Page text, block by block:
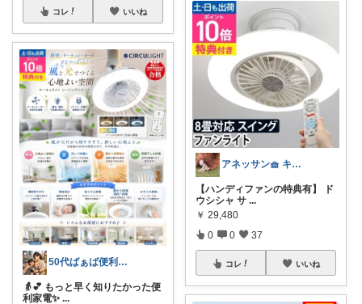
コレ いいね
50代ばぁば便利ROOM
👵💕 もっと早く知りたかった便
利家電✨ ...
アネッサン🧺 キッチンと暮らしの実用品
【ハンディファンの特典有】 ド
ウシシャ サ ...
￥ 29,480
0 0 37
コレ いいね